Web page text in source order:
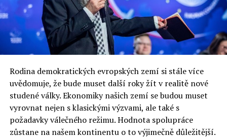
Rodina demokratických evropských zemí si stále více
uvědomuje, že bude muset další roky žít v realitě nové
studené války. Ekonomiky našich zemí se budou muset
vyrovnat nejen s klasickými výzvami, ale také s
požadavky válečného režimu. Hodnota spolupráce
zůstane na našem kontinentu o to výjimečně důležitější.